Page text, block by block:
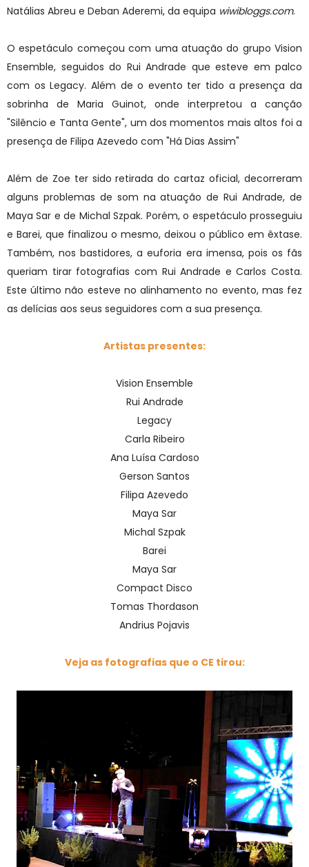
Natálias Abreu e Deban Aderemi, da equipa wiwibloggs.com.
O espetáculo começou com uma atuação do grupo Vision
Ensemble, seguidos do Rui Andrade que esteve em palco
com os Legacy. Além de o evento ter tido a presença da
sobrinha de Maria Guinot, onde interpretou a canção
"Silêncio e Tanta Gente", um dos momentos mais altos foi a
presença de Filipa Azevedo com "Há Dias Assim"
Além de Zoe ter sido retirada do cartaz oficial, decorreram
alguns problemas de som na atuação de Rui Andrade, de
Maya Sar e de Michal Szpak. Porém, o espetáculo prosseguiu
e Barei, que finalizou o mesmo, deixou o público em êxtase.
Também, nos bastidores, a euforia era imensa, pois os fãs
queriam tirar fotografias com Rui Andrade e Carlos Costa.
Este último não esteve no alinhamento no evento, mas fez
as delícias aos seus seguidores com a sua presença.
Artistas presentes:
Vision Ensemble
Rui Andrade
Legacy
Carla Ribeiro
Ana Luísa Cardoso
Gerson Santos
Filipa Azevedo
Maya Sar
Michal Szpak
Barei
Maya Sar
Compact Disco
Tomas Thordason
Andrius Pojavis
Veja as fotografias que o CE tirou: